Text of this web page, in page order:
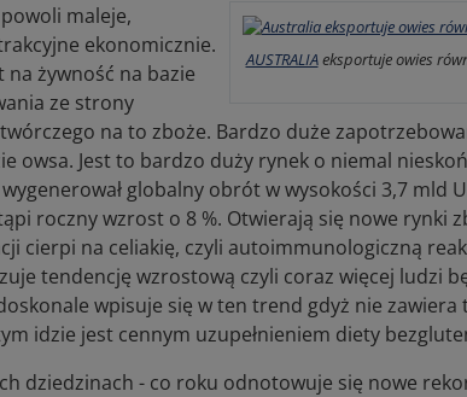
AUSTRALIAeksportuje owies
maleje,
ekonomicznie.
żywność na bazie
ze strony
na to zboże. Bardzo duże
owsa. Jest to bardzo duży rynek o niemal
globalny obrót w wysokości 3,7 mld
roczny wzrost o 8 %. Otwierają się nowe rynki
cierpi na celiakię, czyli autoimmunologiczną
tendencję wzrostową czyli coraz więcej ludzi
wpisuje się w ten trend gdyż nie zawiera
idzie jest cennym uzupełnieniem diety
dziedzinach - co roku odnotowuje się nowe